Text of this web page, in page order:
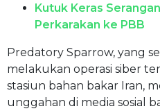
Kutuk Keras
Perkarakan ke PBB
Predatory Sparrow, yang
melakukan operasi siber
stasiun bahan bakar Iran,
unggahan di media sosial